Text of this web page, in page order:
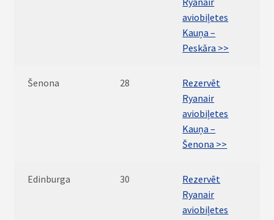
aviobiļetes
Kauņa –
Peskāra >>
Šenona 28
Rezervēt
Ryanair
aviobiļetes
Kauņa –
Šenona >>
Edinburga 30
Rezervēt
Ryanair
aviobiļetes